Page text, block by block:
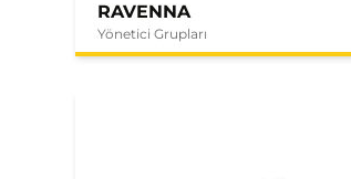
RAVENNA
Yönetici Grupları